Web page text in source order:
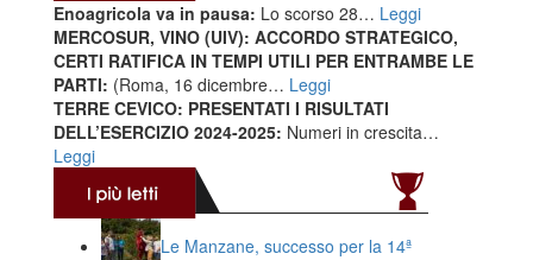
Enoagricola va in pausa: Lo scorso 28… Leggi
MERCOSUR, VINO (UIV): ACCORDO STRATEGICO,
CERTI RATIFICA IN TEMPI UTILI PER ENTRAMBE LE
PARTI: (Roma, 16 dicembre… Leggi
TERRE CEVICO: PRESENTATI I RISULTATI
DELL’ESERCIZIO 2024-2025: Numeri in crescita…
Leggi
Le Manzane, successo per la 14ª